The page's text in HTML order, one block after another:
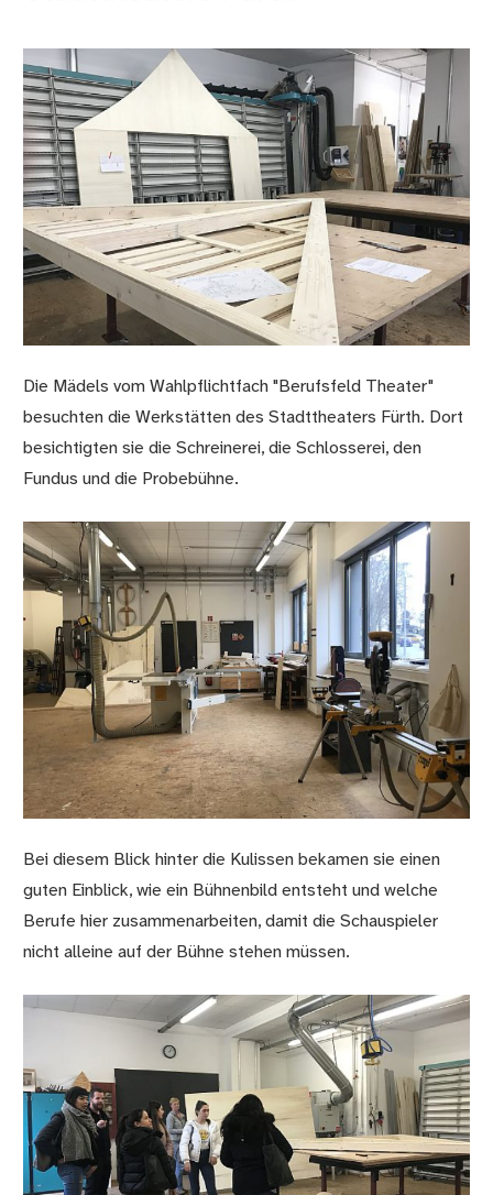
Die Mädels vom Wahlpflichtfach "Berufsfeld Theater"
besuchten die Werkstätten des Stadttheaters Fürth. Dort
besichtigten sie die Schreinerei, die Schlosserei, den
Fundus und die Probebühne.
Bei diesem Blick hinter die Kulissen bekamen sie einen
guten Einblick, wie ein Bühnenbild entsteht und welche
Berufe hier zusammenarbeiten, damit die Schauspieler
nicht alleine auf der Bühne stehen müssen.